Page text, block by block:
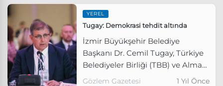
imza attı.
YEREL
Tugay: Demokrasi tehdit altında
İzmir Büyükşehir Belediye
Başkanı Dr. Cemil Tugay, Türkiye
Belediyeler Birliği (TBB) ve Alman
Belediyeler Birliği iş birliğiyle
Gözlem Gazetesi 1 Yıl Önce